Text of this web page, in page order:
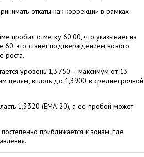
откаты как коррекции в рамках
пробил отметку 60,00, что указывает на
60, это станет подтверждением нового
роста.
уровень 1,3750 – максимум от 13
целям, вплоть до 1,3900 в среднесрочной
1,3320 (EMA-20), а ее пробой может
приближается к зонам, где